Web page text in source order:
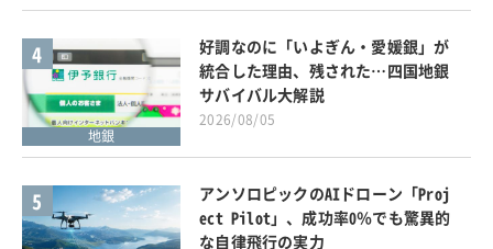
4
地銀
好調なのに「いよぎん・愛媛銀」が
統合した理由、残された…四国地銀
サバイバル大解説
2026/08/05
5
アンソロピックのAIドローン「Proj
ect Pilot」、成功率0％でも驚異的
な自律飛行の実力